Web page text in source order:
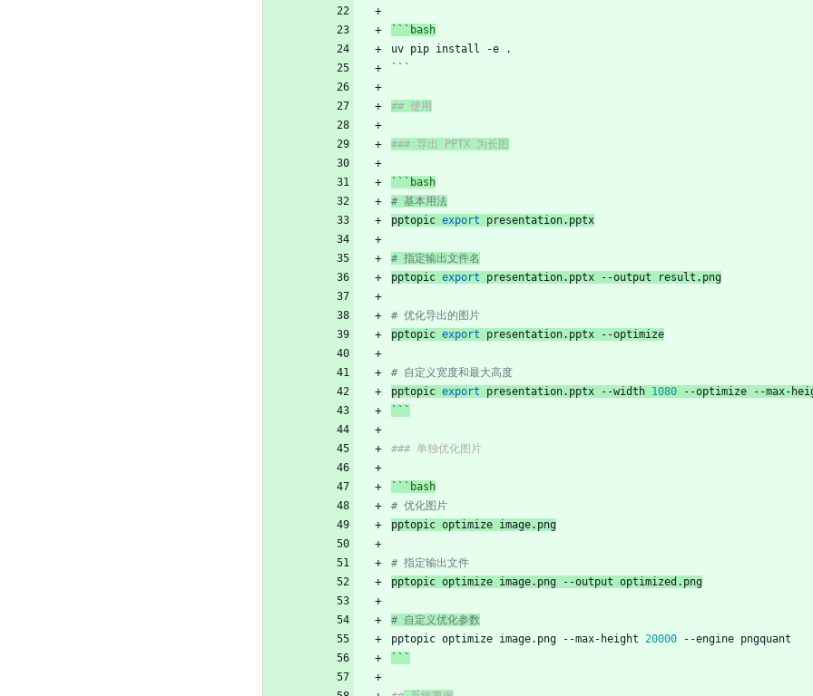
```bash
uv pip install -e .
```
## 使用
### 导出 PPTX 为长图
```bash
# 基本用法
pptopic export presentation.pptx
# 指定输出文件名
pptopic export presentation.pptx --output result.png
# 优化导出的图片
pptopic export presentation.pptx --optimize
# 自定义宽度和最大高度
pptopic export presentation.pptx --width 1080 --optimize --max-
```
### 单独优化图片
```bash
# 优化图片
pptopic optimize image.png
# 指定输出文件
pptopic optimize image.png --output optimized.png
# 自定义优化参数
pptopic optimize image.png --max-height 20000 --engine pngquant
```